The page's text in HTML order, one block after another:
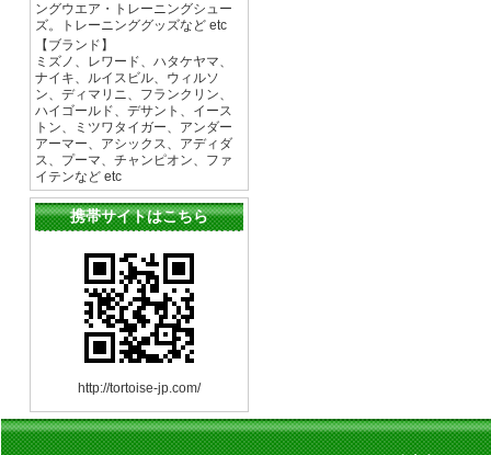
ングウエア・トレーニングシュー
ズ。トレーニンググッズなど etc
【ブランド】
ミズノ、レワード、ハタケヤマ、
ナイキ、ルイスビル、ウィルソ
ン、ディマリニ、フランクリン、
ハイゴールド、デサント、イース
トン、ミツワタイガー、アンダー
アーマー、アシックス、アディダ
ス、プーマ、チャンピオン、ファ
イテンなど etc
携帯サイトはこちら
http://tortoise-jp.com/